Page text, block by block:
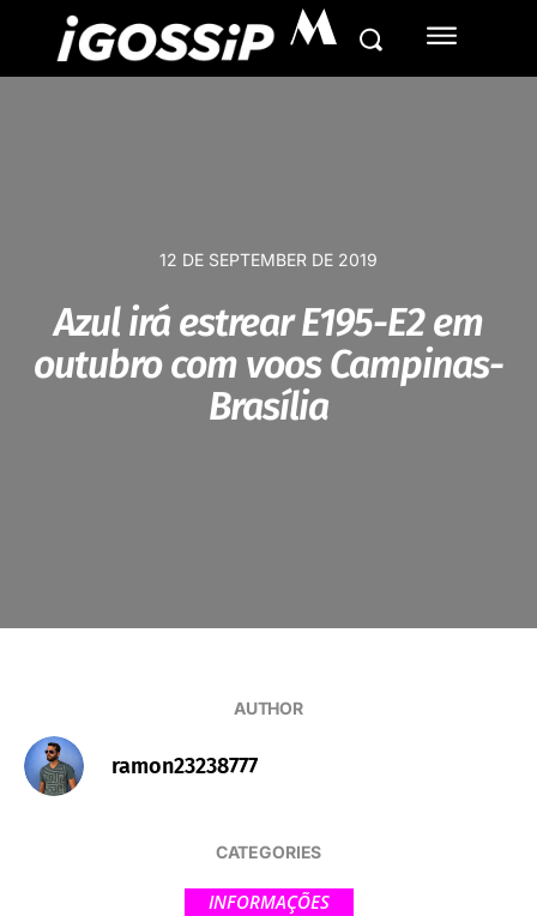
M
12 DE SEPTEMBER DE 2019
Azul irá estrear E195-E2 em
outubro com voos Campinas-
Brasília
AUTHOR
ramon23238777
CATEGORIES
INFORMAÇÕES